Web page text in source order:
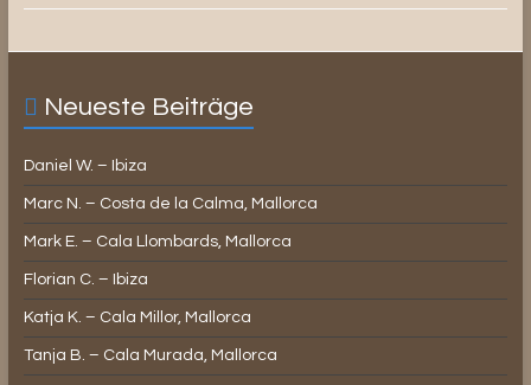
Neueste Beiträge
Daniel W. – Ibiza
Marc N. – Costa de la Calma, Mallorca
Mark E. – Cala Llombards, Mallorca
Florian C. – Ibiza
Katja K. – Cala Millor, Mallorca
Tanja B. – Cala Murada, Mallorca